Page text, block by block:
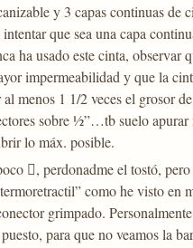
y 3 capas continuas de
que sea una capa
ha usado este cinta,
impermeabilidad y que la
menos 1 1/2 veces el grosor
sobre ½”…tb suelo
lo máx. posible.
, perdonadme el tostó,
como he visto en
grimpado.
para que no veamos la